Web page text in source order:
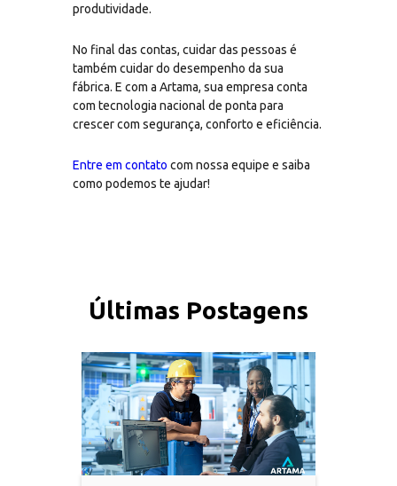
produtividade.
No final das contas, cuidar das pessoas é
também cuidar do desempenho da sua
fábrica. E com a Artama, sua empresa conta
com tecnologia nacional de ponta para
crescer com segurança, conforto e eficiência.
Entre em contato com nossa equipe e saiba
como podemos te ajudar!
Últimas Postagens